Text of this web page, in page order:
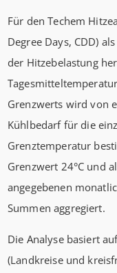
Für den Techem
Degree Days, CDD)
der Hitzebelastung
Grenzwerts wird von
Kühlbedarf für die
Grenztemperatur
Grenzwert 24°C und
angegebenen
Summen aggregiert.
Die Analyse basiert
(Landkreise und